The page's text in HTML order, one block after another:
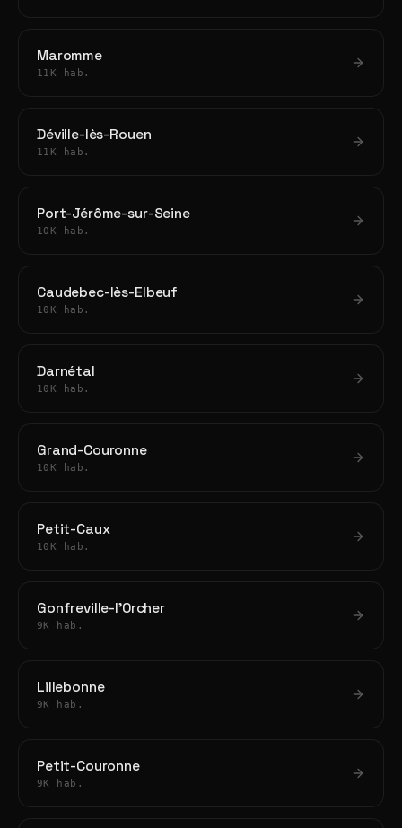
Maromme
11K hab.
Déville-lès-Rouen
11K hab.
Port-Jérôme-sur-Seine
10K hab.
Caudebec-lès-Elbeuf
10K hab.
Darnétal
10K hab.
Grand-Couronne
10K hab.
Petit-Caux
10K hab.
Gonfreville-l'Orcher
9K hab.
Lillebonne
9K hab.
Petit-Couronne
9K hab.